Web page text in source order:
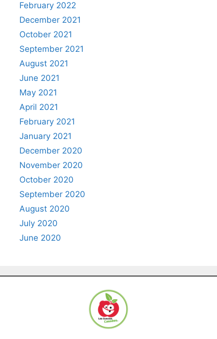
February 2022
December 2021
October 2021
September 2021
August 2021
June 2021
May 2021
April 2021
February 2021
January 2021
December 2020
November 2020
October 2020
September 2020
August 2020
July 2020
June 2020